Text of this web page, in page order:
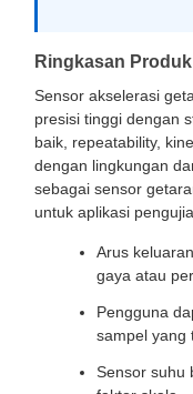
Ringkasan Produk
Sensor akselerasi
presisi tinggi dengan
baik, repeatability,
dengan lingkungan
sebagai sensor
untuk aplikasi
Arus
gaya atau
Pengguna
sampel yang
Sensor suhu